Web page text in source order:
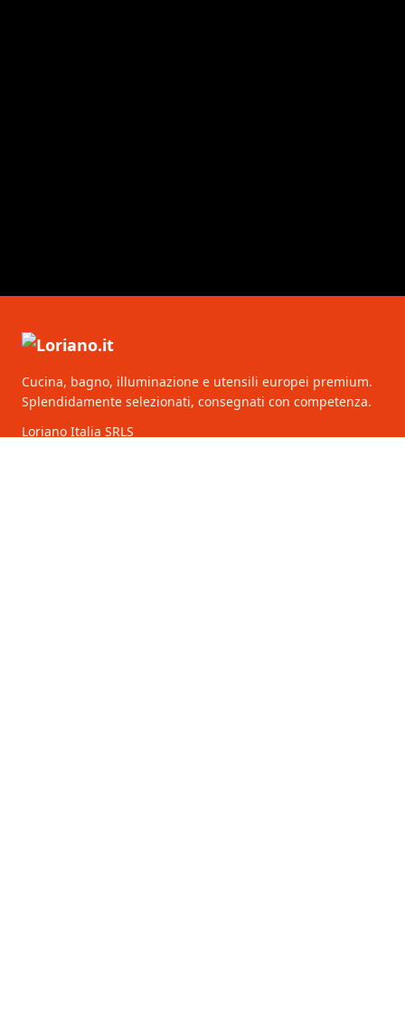
Cucina, bagno, illuminazione e utensili europei premium.
Splendidamente selezionati, consegnati con competenza.
Loriano Italia SRLS